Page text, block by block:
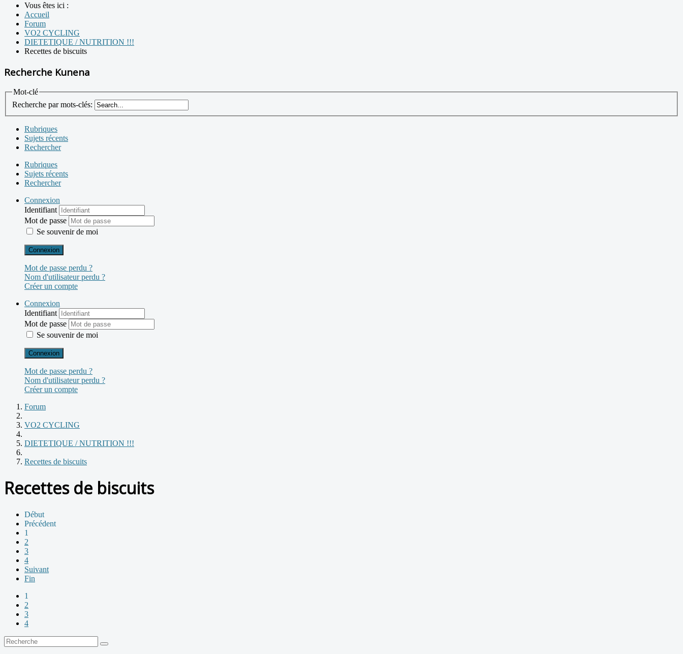
Vous êtes ici :
Accueil
Forum
VO2 CYCLING
DIETETIQUE / NUTRITION !!!
Recettes de biscuits
Recherche Kunena
Mot-clé
Recherche par mots-clés:
Rubriques
Sujets récents
Rechercher
Rubriques
Sujets récents
Rechercher
Connexion
Identifiant
Mot de passe
Se souvenir de moi
Connexion
Mot de passe perdu ?
Nom d'utilisateur perdu ?
Créer un compte
Connexion
Identifiant
Mot de passe
Se souvenir de moi
Connexion
Mot de passe perdu ?
Nom d'utilisateur perdu ?
Créer un compte
Forum
VO2 CYCLING
DIETETIQUE / NUTRITION !!!
Recettes de biscuits
Recettes de biscuits
Début
Précédent
1
2
3
4
Suivant
Fin
1
2
3
4